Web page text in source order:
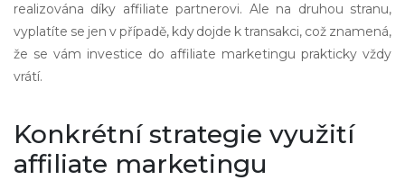
realizována díky affiliate partnerovi. Ale na druhou stranu,
vyplatíte se jen v případě, kdy dojde k transakci, což znamená,
že se vám investice do affiliate marketingu prakticky vždy
vrátí.
Konkrétní strategie využití
affiliate marketingu